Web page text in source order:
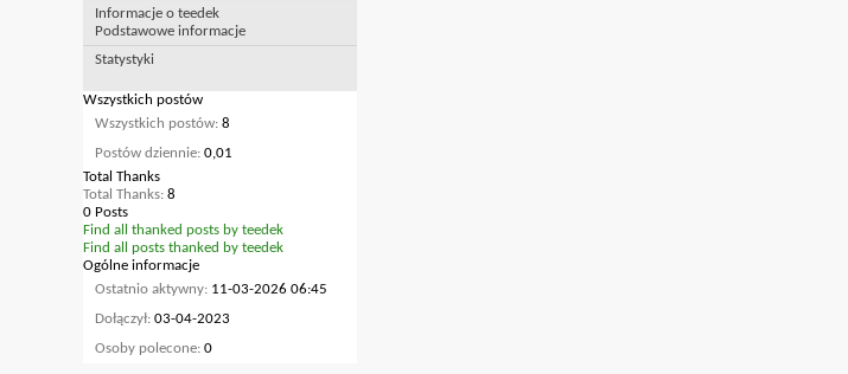
Informacje o teedek
Podstawowe informacje
Statystyki
Wszystkich postów
Wszystkich postów 8
Postów dziennie 0,01
Total Thanks
Total Thanks 8
0 Posts
Find all thanked posts by teedek
Find all posts thanked by teedek
Ogólne informacje
Ostatnio aktywny 11-03-2026 06:45
Dołączył 03-04-2023
Osoby polecone 0